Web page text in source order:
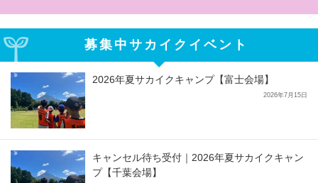
募集中サカイクイベント
2026年夏サカイクキャンプ【富士会場】
2026年7月15日
キャンセル待ち受付｜2026年夏サカイクキャン
プ【千葉会場】